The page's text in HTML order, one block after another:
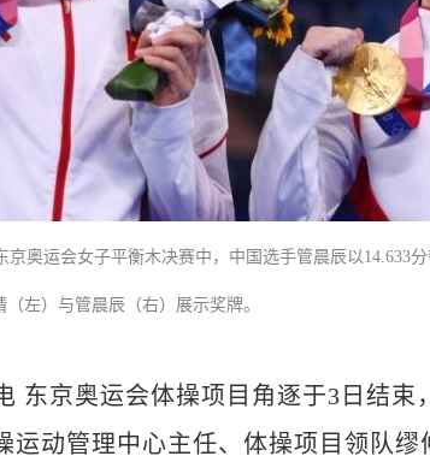
奥运会女子平衡木决赛中，中国选手管晨辰以14.633
（左）与管晨辰（右）展示奖牌。
东京奥运会体操项目角逐于3日结束
运动管理中心主任、体操项目领队